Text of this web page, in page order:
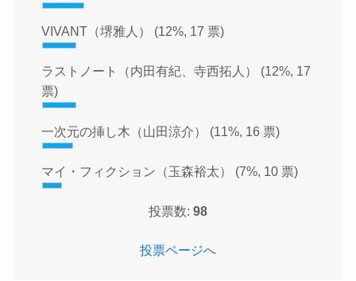
VIVANT（堺雅人） (12%, 17 票)
ラストノート（内田有紀、寺西拓人） (12%, 17
票)
一次元の挿し木（山田涼介） (11%, 16 票)
マイ・フィクション（玉森裕太） (7%, 10 票)
投票数: 98
投票ページへ